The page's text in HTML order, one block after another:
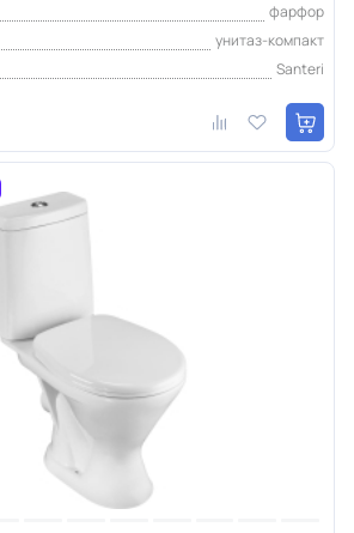
фарфор
унитаз-компакт
Santeri